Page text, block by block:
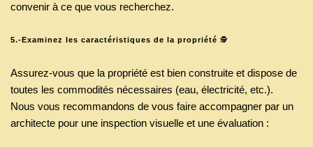
convenir à ce que vous recherchez.
5.-Examinez les caractéristiques de la propriété 🕵️
Assurez-vous que la propriété est bien construite et dispose de
toutes les commodités nécessaires (eau, électricité, etc.).
Nous vous recommandons de vous faire accompagner par un
architecte pour une inspection visuelle et une évaluation :